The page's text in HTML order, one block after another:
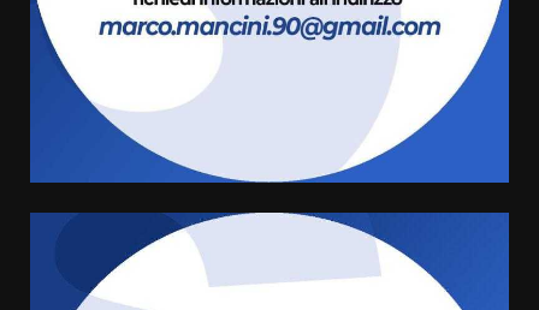
Serie D, l’Us Fasano è escluso
dal campionato
Truffatori in azione nelle
frazioni fasanesi
5 Agosto 2026 11:03